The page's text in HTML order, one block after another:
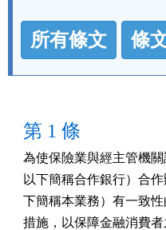
法
規
功
按
鈕
區
所有條文 條
第 1 條
為使保險業與經主管機
以下簡稱合作銀行）合
下簡稱本業務）有一致
措施，以保障金融消費者